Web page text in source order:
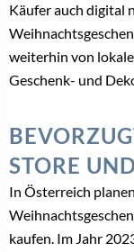
Käufer auch digital
weiterhin von
Geschenk- und
STORE
In Österreich
kaufen. Im Jahr